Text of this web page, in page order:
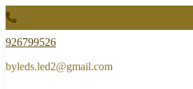
Skip
to
content
926799526
byleds.led2@gmail.com